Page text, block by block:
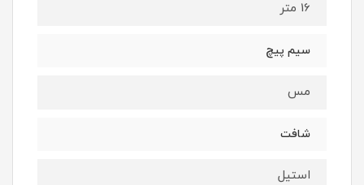
16 متر
سیم پیچ
مس
شافت
استیل